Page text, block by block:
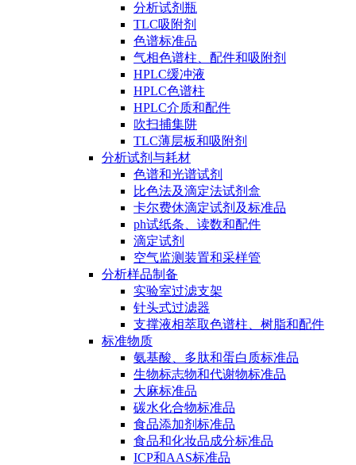
分析试剂瓶
TLC吸附剂
色谱标准品
气相色谱柱、配件和吸附剂
HPLC缓冲液
HPLC色谱柱
HPLC介质和配件
吹扫捕集阱
TLC薄层板和吸附剂
分析试剂与耗材
色谱和光谱试剂
比色法及滴定法试剂盒
卡尔费休滴定试剂及标准品
ph试纸条、读数和配件
滴定试剂
空气监测装置和采样管
分析样品制备
实验室过滤支架
针头式过滤器
支撑液相萃取色谱柱、树脂和配件
标准物质
氨基酸、多肽和蛋白质标准品
生物标志物和代谢物标准品
大麻标准品
碳水化合物标准品
食品添加剂标准品
食品和化妆品成分标准品
ICP和AAS标准品